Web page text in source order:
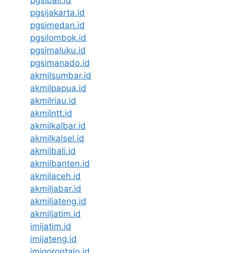
pgsijakarta.id
pgsimedan.id
pgsilombok.id
pgsimaluku.id
pgsimanado.id
akmilsumbar.id
akmilpapua.id
akmilriau.id
akmilntt.id
akmilkalbar.id
akmilkalsel.id
akmilbali.id
akmilbanten.id
akmilaceh.id
akmiljabar.id
akmiljateng.id
akmiljatim.id
imijatim.id
imijateng.id